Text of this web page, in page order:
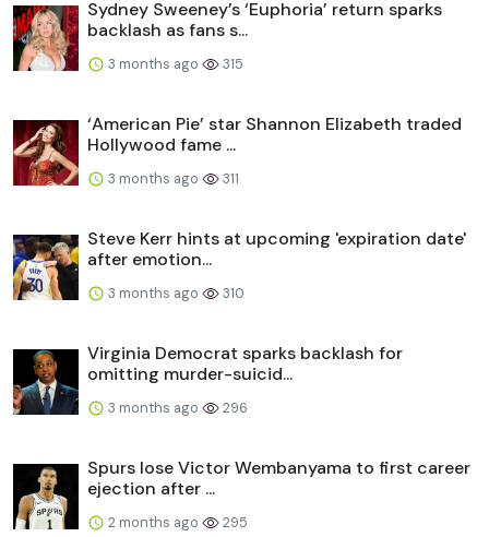
Sydney Sweeney’s ‘Euphoria’ return sparks
backlash as fans s...
3 months ago 315
‘American Pie’ star Shannon Elizabeth traded
Hollywood fame ...
3 months ago 311
Steve Kerr hints at upcoming 'expiration date'
after emotion...
3 months ago 310
Virginia Democrat sparks backlash for
omitting murder-suicid...
3 months ago 296
Spurs lose Victor Wembanyama to first career
ejection after ...
2 months ago 295